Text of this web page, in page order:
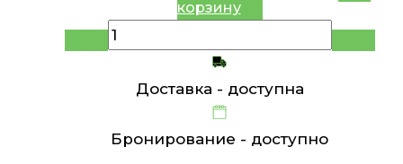
корзину
Доставка - доступна
Бронирование - доступно